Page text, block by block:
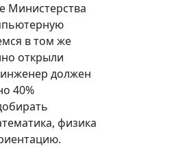
Министерства
в том же
открыли
инженер должен
40%
физика